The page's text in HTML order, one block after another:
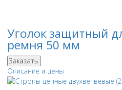
Уголок защитный
ремня 50 мм
Заказать
Описание и цены